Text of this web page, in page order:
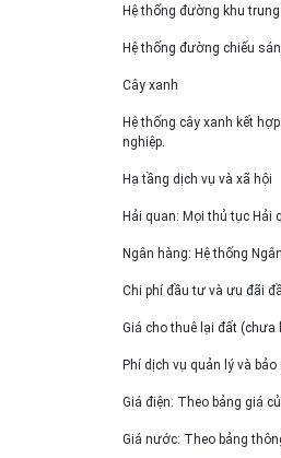
Hệ thống đường khu
Hệ thống đường chiếu
Cây xanh
Hệ thống cây xanh kết
nghiệp.
Hạ tầng dịch vụ và xã hội
Hải quan: Mọi thủ tục Hải
Ngân hàng: Hệ thống
Chi phí đầu tư và ưu đãi
Giá cho thuê lại đất
Phí dịch vụ quản lý và
Giá điện: Theo bảng giá
Giá nước: Theo bảng